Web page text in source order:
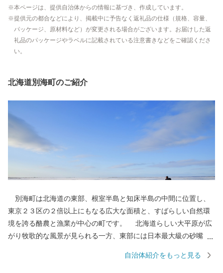
本ページは、提供自治体からの情報に基づき、作成しています。
提供元の都合などにより、掲載中に予告なく返礼品の仕様（規格、容量、
パッケージ、原材料など）が変更される場合がございます。お届けした返
礼品のパッケージやラベルに記載されている注意書きなどをご確認くださ
い。
北海道別海町のご紹介
別海町は北海道の東部、根室半島と知床半島の中間に位置し、
東京２３区の２倍以上にもなる広大な面積と、すばらしい自然環
境を誇る酪農と漁業が中心の町です。 北海道らしい大平原が広
がり牧歌的な風景が見られる一方、東部には日本最大級の砂嘴
や、南部には「風蓮湖」があり、野付風蓮道立自然公園を形成す
自治体紹介をもっと見る